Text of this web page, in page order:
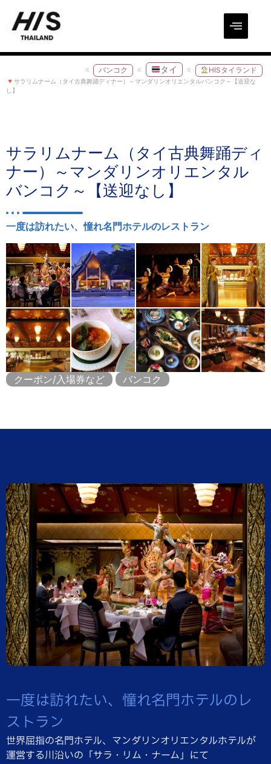
HISタイランド
タイ
バンコク
サラリムナーム（タイ古典舞踊ディナー）～マンダリンオリエンタルバンコク～【送迎な
し】
サラリムナーム（タイ古典舞踊ディ
ナー）～マンダリンオリエンタル
バンコク～【送迎なし】
一度は訪れたい、憧れ名門ホテルのレストラン
クーポン/入場券など バンコク
一度は訪れたい、憧れ名門ホテルのレ
ストラン
世界屈指の名門ホテル、マンダリンオリエンタルホテルが
運営する川沿いの「サラ・リム・ナーム」にて